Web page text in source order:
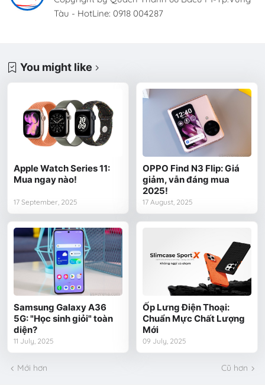
Tàu - HotLine: 0918 004287
You might like
Apple Watch Series 11:
Mua ngay nào!
17 September, 2025
OPPO Find N3 Flip: Giá
giảm, vẫn đáng mua
2025!
17 August, 2025
Samsung Galaxy A36
5G: "Học sinh giỏi" toàn
diện?
11 July, 2025
Ốp Lưng Điện Thoại:
Chuẩn Mực Chất Lượng
Mới
09 July, 2025
Mới hơn Cũ hơn